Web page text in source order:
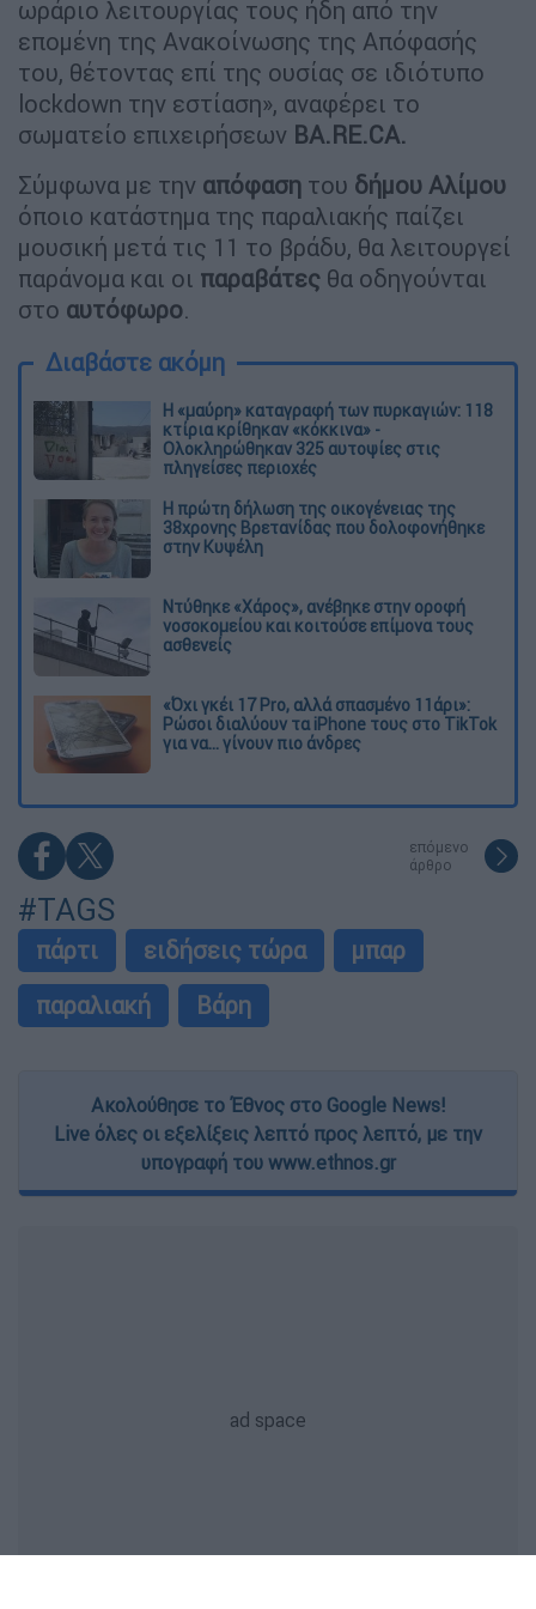
ωράριο λειτουργίας τους ήδη από την
επομένη της Ανακοίνωσης της Απόφασής
του, θέτοντας επί της ουσίας σε ιδιότυπο
lockdown την εστίαση», αναφέρει το
σωματείο επιχειρήσεων BA.RE.CA.
Σύμφωνα με την απόφαση του δήμου Αλίμου
όποιο κατάστημα της παραλιακής παίζει
μουσική μετά τις 11 το βράδυ, θα λειτουργεί
παράνομα και οι παραβάτες θα οδηγούνται
στο αυτόφωρο.
Διαβάστε ακόμη
Η «μαύρη» καταγραφή των πυρκαγιών: 118
κτίρια κρίθηκαν «κόκκινα» -
Ολοκληρώθηκαν 325 αυτοψίες στις
πληγείσες περιοχές
Η πρώτη δήλωση της οικογένειας της
38χρονης Βρετανίδας που δολοφονήθηκε
στην Κυψέλη
Ντύθηκε «Χάρος», ανέβηκε στην οροφή
νοσοκομείου και κοιτούσε επίμονα τους
ασθενείς
«Όχι γκέι 17 Pro, αλλά σπασμένο 11άρι»:
Ρώσοι διαλύουν τα iPhone τους στο TikTok
για να... γίνουν πιο άνδρες
επόμενο
άρθρο
#TAGS
πάρτι ειδήσεις τώρα
μπαρ
παραλιακή
Βάρη
Ακολούθησε το Έθνος στο Google News!
Live όλες οι εξελίξεις λεπτό προς λεπτό, με την
υπογραφή του www.ethnos.gr